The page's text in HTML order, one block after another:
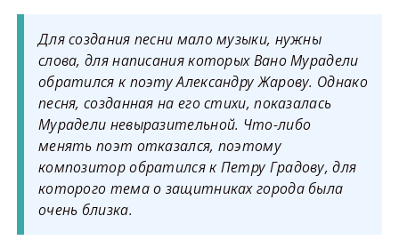
Для создания песни мало музыки, нужны
слова, для написания которых Вано Мурадели
обратился к поэту Александру Жарову. Однако
песня, созданная на его стихи, показалась
Мурадели невыразительной. Что-либо
менять поэт отказался, поэтому
композитор обратился к Петру Градову, для
которого тема о защитниках города была
очень близка.